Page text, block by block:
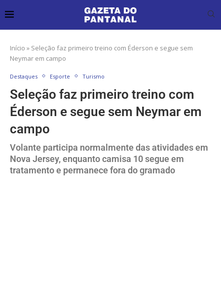
Início » Seleção faz primeiro treino com Éderson e segue sem
Neymar em campo
Destaques Esporte Turismo
Seleção faz primeiro treino com
Éderson e segue sem Neymar em
campo
Volante participa normalmente das atividades em
Nova Jersey, enquanto camisa 10 segue em
tratamento e permanece fora do gramado